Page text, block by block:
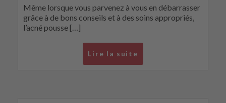
Même lorsque vous parvenez à vous en débarrasser
grâce à de bons conseils et à des soins appropriés,
l’acné pousse […]
Lire la suite